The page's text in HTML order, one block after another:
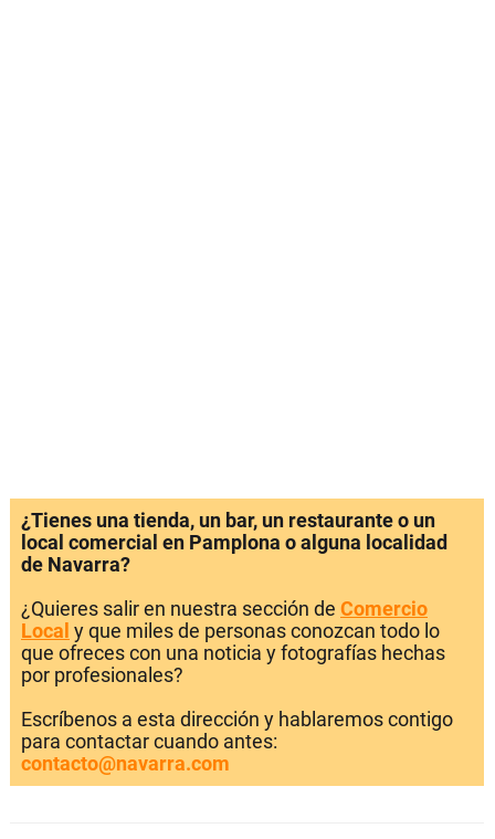
¿Tienes una tienda, un bar, un restaurante o un
local comercial en Pamplona o alguna localidad
de Navarra?
¿Quieres salir en nuestra sección de Comercio
Local y que miles de personas conozcan todo lo
que ofreces con una noticia y fotografías hechas
por profesionales?
Escríbenos a esta dirección y hablaremos contigo
para contactar cuando antes:
contacto@navarra.com